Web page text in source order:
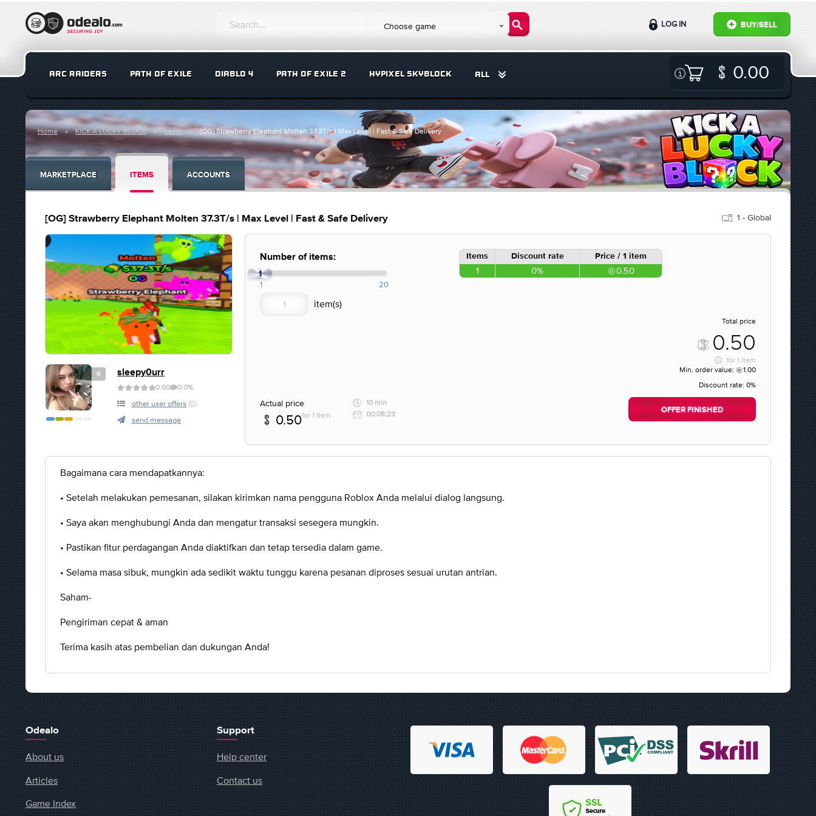
Choose game BUY/SELL
LOG IN
ARC RAIDERS PATH OF EXILE DIABLO 4 PATH OF EXILE 2 HYPIXEL SKYBLOCK ALL 0.00
Home KICK A LUCKY BLOCK Items [OG] Strawberry Elephant Molten 37.3T/s | Max Level | Fast & Safe Delivery
MARKETPLACE ITEMS ACCOUNTS
[OG] Strawberry Elephant Molten 37.3T/s | Max Level | Fast & Safe Delivery 1 - Global
6 sleepy0urr
0.00 0.0%
other user offers (0)
send message
Number of items:
1
1 20
Items Discount rate Price / 1 item
1 0% 0.50
Total price
0.50
for 1 item
Min. order value:
1.00
Discount rate: 0%
Actual price
0.50for 1 item
10 min
00:08:23
OFFER FINISHED
Bagaimana cara mendapatkannya:
• Setelah melakukan pemesanan, silakan kirimkan nama pengguna Roblox Anda melalui dialog langsung.
• Saya akan menghubungi Anda dan mengatur transaksi sesegera mungkin.
• Pastikan fitur perdagangan Anda diaktifkan dan tetap tersedia dalam game.
• Selama masa sibuk, mungkin ada sedikit waktu tunggu karena pesanan diproses sesuai urutan antrian.
Saham-
Pengiriman cepat & aman
Terima kasih atas pembelian dan dukungan Anda!
Odealo
About us
Articles
Game Index
Support
Help center
Contact us